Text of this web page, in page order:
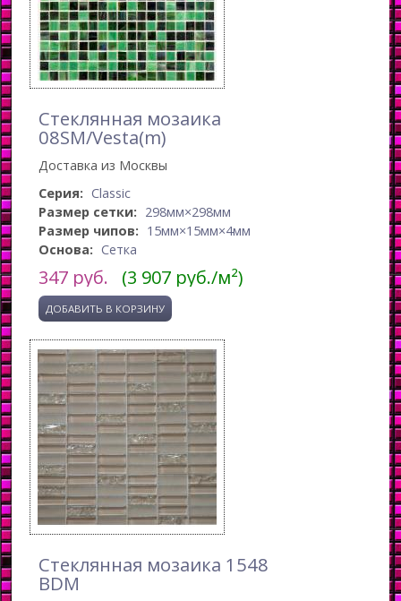
Стеклянная мозаика
08SM/Vesta(m)
Доставка из Москвы
Серия: Classic
Размер сетки: 298мм×298мм
Размер чипов: 15мм×15мм×4мм
Основа: Сетка
347 руб. (3 907 руб./м²)
Стеклянная мозаика 1548
BDM